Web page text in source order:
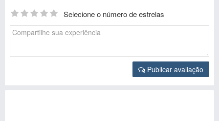
Selecione o número de estrelas
Publicar avaliação